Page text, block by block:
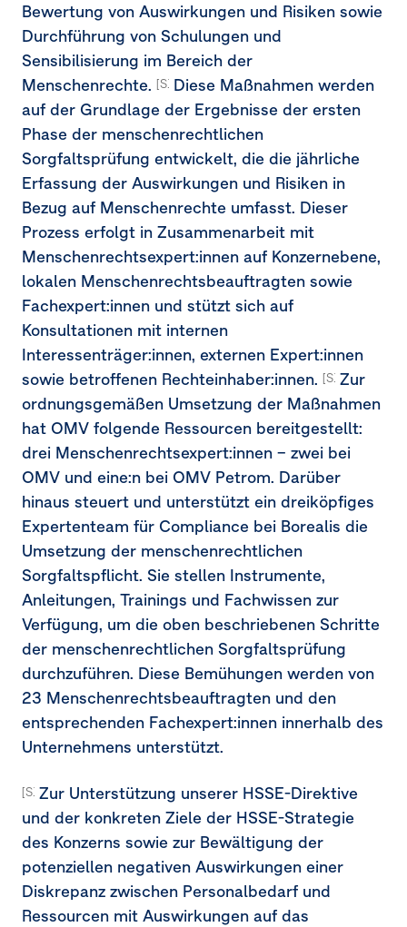
Bewertung von Auswirkungen und Risiken sowie
Durchführung von Schulungen und
Sensibilisierung im Bereich der
Menschenrechte. [S1-4.39]
Diese Maßnahmen werden
auf der Grundlage der Ergebnisse der ersten
Phase der menschenrechtlichen
Sorgfaltsprüfung entwickelt, die die jährliche
Erfassung der Auswirkungen und Risiken in
Bezug auf Menschenrechte umfasst. Dieser
Prozess erfolgt in Zusammenarbeit mit
Menschenrechtsexpert:innen auf Konzernebene,
lokalen Menschenrechtsbeauftragten sowie
Fachexpert:innen und stützt sich auf
Konsultationen mit internen
Interessenträger:innen, externen Expert:innen
sowie betroffenen Rechteinhaber:innen. [S1-4.43]
Zur
ordnungsgemäßen Umsetzung der Maßnahmen
hat OMV folgende Ressourcen bereitgestellt:
drei Menschenrechtsexpert:innen – zwei bei
OMV und eine:n bei OMV Petrom. Darüber
hinaus steuert und unterstützt ein dreiköpfiges
Expertenteam für Compliance bei Borealis die
Umsetzung der menschenrechtlichen
Sorgfaltspflicht. Sie stellen Instrumente,
Anleitungen, Trainings und Fachwissen zur
Verfügung, um die oben beschriebenen Schritte
der menschenrechtlichen Sorgfaltsprüfung
durchzuführen. Diese Bemühungen werden von
23 Menschenrechtsbeauftragten und den
entsprechenden Fachexpert:innen innerhalb des
Unternehmens unterstützt.
[S1-4.37] [S1-4.38a] [MDR-A-68a]
Zur Unterstützung unserer HSSE-Direktive
und der konkreten Ziele der HSSE-Strategie
des Konzerns sowie zur Bewältigung der
potenziellen negativen Auswirkungen einer
Diskrepanz zwischen Personalbedarf und
Ressourcen mit Auswirkungen auf das